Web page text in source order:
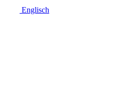
Englisch